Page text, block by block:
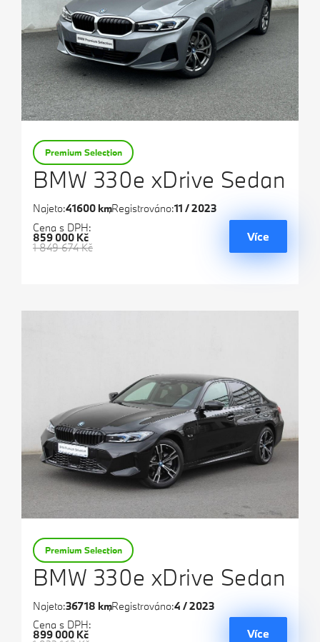
BMW 330e xDrive Sedan
Premium Selection
Najeto:41600 kmRegistrováno:11 / 2023
Cena s DPH:
1 849 674 Kč
859 000 Kč Více
BMW 330e xDrive Sedan
Premium Selection
Najeto:36718 kmRegistrováno:4 / 2023
Cena s DPH:
899 000 Kč Více